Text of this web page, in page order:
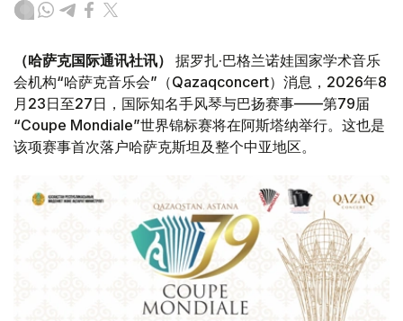
（哈萨克国际通讯社讯）
据罗扎·巴格兰诺娃国家学术音乐
会机构“哈萨克音乐会”（Qazaqconcert）消息，2026年8
月23日至27日，国际知名手风琴与巴扬赛事——第79届
“Coupe Mondiale”世界锦标赛将在阿斯塔纳举行。这也是
该项赛事首次落户哈萨克斯坦及整个中亚地区。